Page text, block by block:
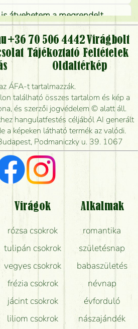
átvehetem a megrendelt
virágküldéssel, kiszállítással
kérhető?
is lehet rendelni?
virágküldést úgy, hogy még ma
elkészíteni a csokrot, és
kiszállítani?
keresek, van önöknél?
kapok a virágküldésről?
ami a képen van?
szállításáról?
legtovább friss a csokor?
vásárolni boltban?
+36 70 506 4442 Virágbolt
Tájékoztató Feltételek
Oldaltérkép
ÁFA-t tartalmazzák.
található összes tartalom és kép a
és szerzői jogvédelem © alatt áll.
hangulatfestés céljából AI generált
a képeken látható termék az valódi.
Podmaniczky u. 39. 1067
Virágok
rózsa csokrok
tulipán csokrok
vegyes csokrok
frézia csokrok
jácint csokrok
liliom csokrok
Alkalmak
romantika
születésnap
babaszületés
névnap
évforduló
nászajándék